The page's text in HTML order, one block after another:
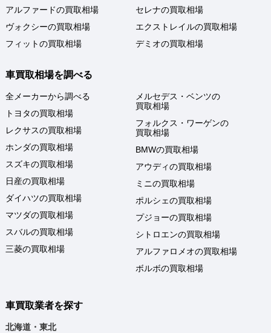
アルファードの買取相場
ヴォクシーの買取相場
フィットの買取相場
セレナの買取相場
エクストレイルの買取相場
デミオの買取相場
車買取相場を調べる
全メーカーから調べる
トヨタの買取相場
レクサスの買取相場
ホンダの買取相場
スズキの買取相場
日産の買取相場
ダイハツの買取相場
マツダの買取相場
スバルの買取相場
三菱の買取相場
メルセデス・ベンツの
買取相場
フォルクス・ワーゲンの
買取相場
BMWの買取相場
アウディの買取相場
ミニの買取相場
ポルシェの買取相場
プジョーの買取相場
シトロエンの買取相場
アルファロメオの買取相場
ボルボの買取相場
車買取業者を探す
北海道・東北